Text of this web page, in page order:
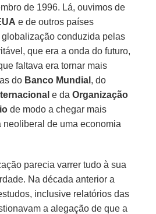
de 1996. Lá, ouvimos de
e de outros países
conduzida pelas
que era a onda do futuro,
faltava era tornar mais
do Banco Mundial , do
e daOrganização
de modo a chegar mais
neoliberal de uma economia
parecia varrer tudo à sua
Na década anterior a
inclusive relatórios das
a alegação de que a